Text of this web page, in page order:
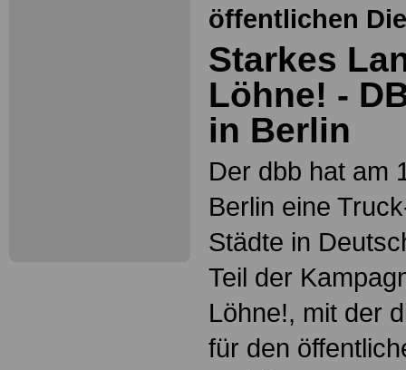
öffentlichen
Starkes
Löhne! -
in Berlin
Der dbb hat am
Berlin eine
Städte in
Teil der
Löhne!, mit der
für den